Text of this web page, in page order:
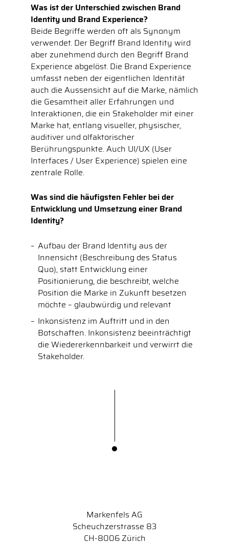
Was ist der Unterschied zwischen Brand
Identity und Brand Experience?
Beide Begriffe werden oft als Synonym
verwendet. Der Begriff Brand Identity wird
aber zunehmend durch den Begriff Brand
Experience abgelöst. Die Brand Experience
umfasst neben der eigentlichen Identität
auch die Aussensicht auf die Marke, nämlich
die Gesamtheit aller Erfahrungen und
Interaktionen, die ein Stakeholder mit einer
Marke hat, entlang visueller, physischer,
auditiver und olfaktorischer
Berührungspunkte. Auch UI/UX (User
Interfaces / User Experience) spielen eine
zentrale Rolle.
Was sind die häufigsten Fehler bei der
Entwicklung und Umsetzung einer Brand
Identity?
Aufbau der Brand Identity aus der
Innensicht (Beschreibung des Status
Quo), statt Entwicklung einer
Positionierung, die beschreibt, welche
Position die Marke in Zukunft besetzen
möchte – glaubwürdig und relevant
Inkonsistenz im Auftritt und in den
Botschaften. Inkonsistenz beeinträchtigt
die Wiedererkennbarkeit und verwirrt die
Stakeholder.
Markenfels AG
Scheuchzerstrasse 83
CH-8006 Zürich